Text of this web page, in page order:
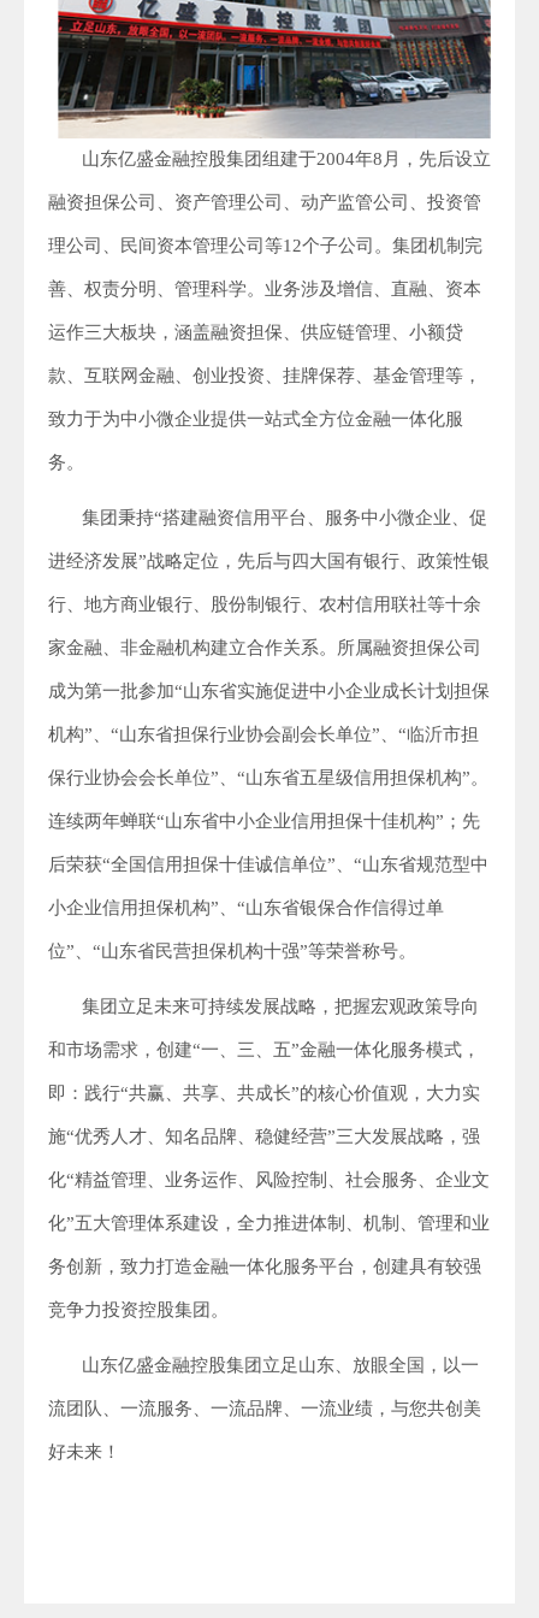
山东亿盛金融控股集团组建于2004年8月，先后设立
融资担保公司、资产管理公司、动产监管公司、投资管
理公司、民间资本管理公司等12个子公司。集团机制完
善、权责分明、管理科学。业务涉及增信、直融、资本
运作三大板块，涵盖融资担保、供应链管理、小额贷
款、互联网金融、创业投资、挂牌保荐、基金管理等，
致力于为中小微企业提供一站式全方位金融一体化服
务。
集团秉持“搭建融资信用平台、服务中小微企业、促
进经济发展”战略定位，先后与四大国有银行、政策性银
行、地方商业银行、股份制银行、农村信用联社等十余
家金融、非金融机构建立合作关系。所属融资担保公司
成为第一批参加“山东省实施促进中小企业成长计划担保
机构”、“山东省担保行业协会副会长单位”、“临沂市担
保行业协会会长单位”、“山东省五星级信用担保机构”。
连续两年蝉联“山东省中小企业信用担保十佳机构”；先
后荣获“全国信用担保十佳诚信单位”、“山东省规范型中
小企业信用担保机构”、“山东省银保合作信得过单
位”、“山东省民营担保机构十强”等荣誉称号。
集团立足未来可持续发展战略，把握宏观政策导向
和市场需求，创建“一、三、五”金融一体化服务模式，
即：践行“共赢、共享、共成长”的核心价值观，大力实
施“优秀人才、知名品牌、稳健经营”三大发展战略，强
化“精益管理、业务运作、风险控制、社会服务、企业文
化”五大管理体系建设，全力推进体制、机制、管理和业
务创新，致力打造金融一体化服务平台，创建具有较强
竞争力投资控股集团。
山东亿盛金融控股集团立足山东、放眼全国，以一
流团队、一流服务、一流品牌、一流业绩，与您共创美
好未来！